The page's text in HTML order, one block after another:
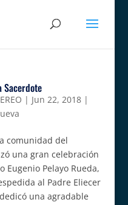
Sacerdote
| Jun 22, 2018|
comunidad del
una gran celebración
Eugenio Pelayo Rueda,
al Padre Eliecer
una agradable